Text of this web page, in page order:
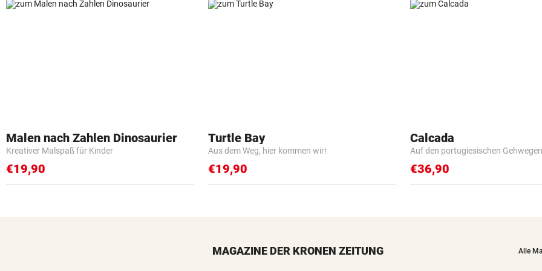
Malen nach Zahlen Dinosaurier
Kreativer Malspaß für Kinder
€19,90
Turtle Bay
Aus dem Weg, hier kommen wir!
€19,90
Calcada
Auf den portugiesischen Gehwegen
€36,90
MAGAZINE DER KRONEN ZEITUNG Alle